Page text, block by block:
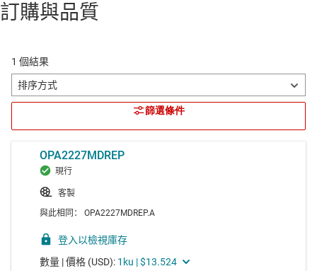
訂購與品質